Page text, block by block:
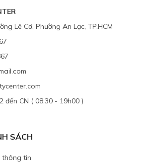
Lê Cơ, Phường An Lạc, TP.HCM
đến CN ( 08:30 - 19h00 )
SÁCH
thông tin